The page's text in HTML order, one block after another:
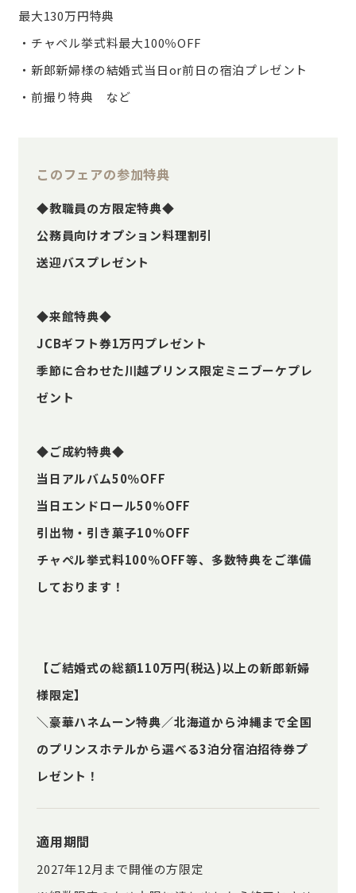
最大130万円特典
・チャペル挙式料最大100％OFF
・新郎新婦様の結婚式当日or前日の宿泊プレゼント
・前撮り特典 など
このフェアの参加特典
◆教職員の方限定特典◆
公務員向けオプション料理割引
送迎バスプレゼント
◆来館特典◆
JCBギフト券1万円プレゼント
季節に合わせた川越プリンス限定ミニブーケプレ
ゼント
◆ご成約特典◆
当日アルバム50％OFF
当日エンドロール50％OFF
引出物・引き菓子10％OFF
チャペル挙式料100％OFF等、多数特典をご準備
しております！
【ご結婚式の総額110万円(税込)以上の新郎新婦
様限定】
＼豪華ハネムーン特典／北海道から沖縄まで全国
のプリンスホテルから選べる3泊分宿泊招待券プ
レゼント！
適用期間
2027年12月まで開催の方限定